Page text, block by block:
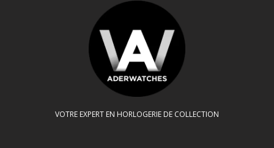
VOTRE EXPERT EN HORLOGERIE DE COLLECTION